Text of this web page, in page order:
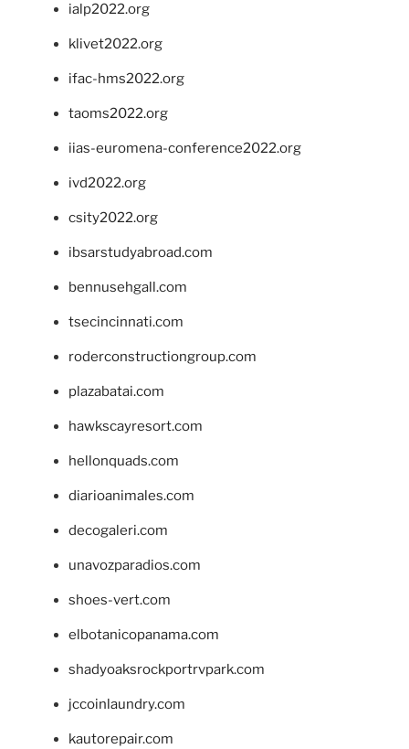
ialp2022.org
klivet2022.org
ifac-hms2022.org
taoms2022.org
iias-euromena-conference2022.org
ivd2022.org
csity2022.org
ibsarstudyabroad.com
bennusehgall.com
tsecincinnati.com
roderconstructiongroup.com
plazabatai.com
hawkscayresort.com
hellonquads.com
diarioanimales.com
decogaleri.com
unavozparadios.com
shoes-vert.com
elbotanicopanama.com
shadyoaksrockportrvpark.com
jccoinlaundry.com
kautorepair.com